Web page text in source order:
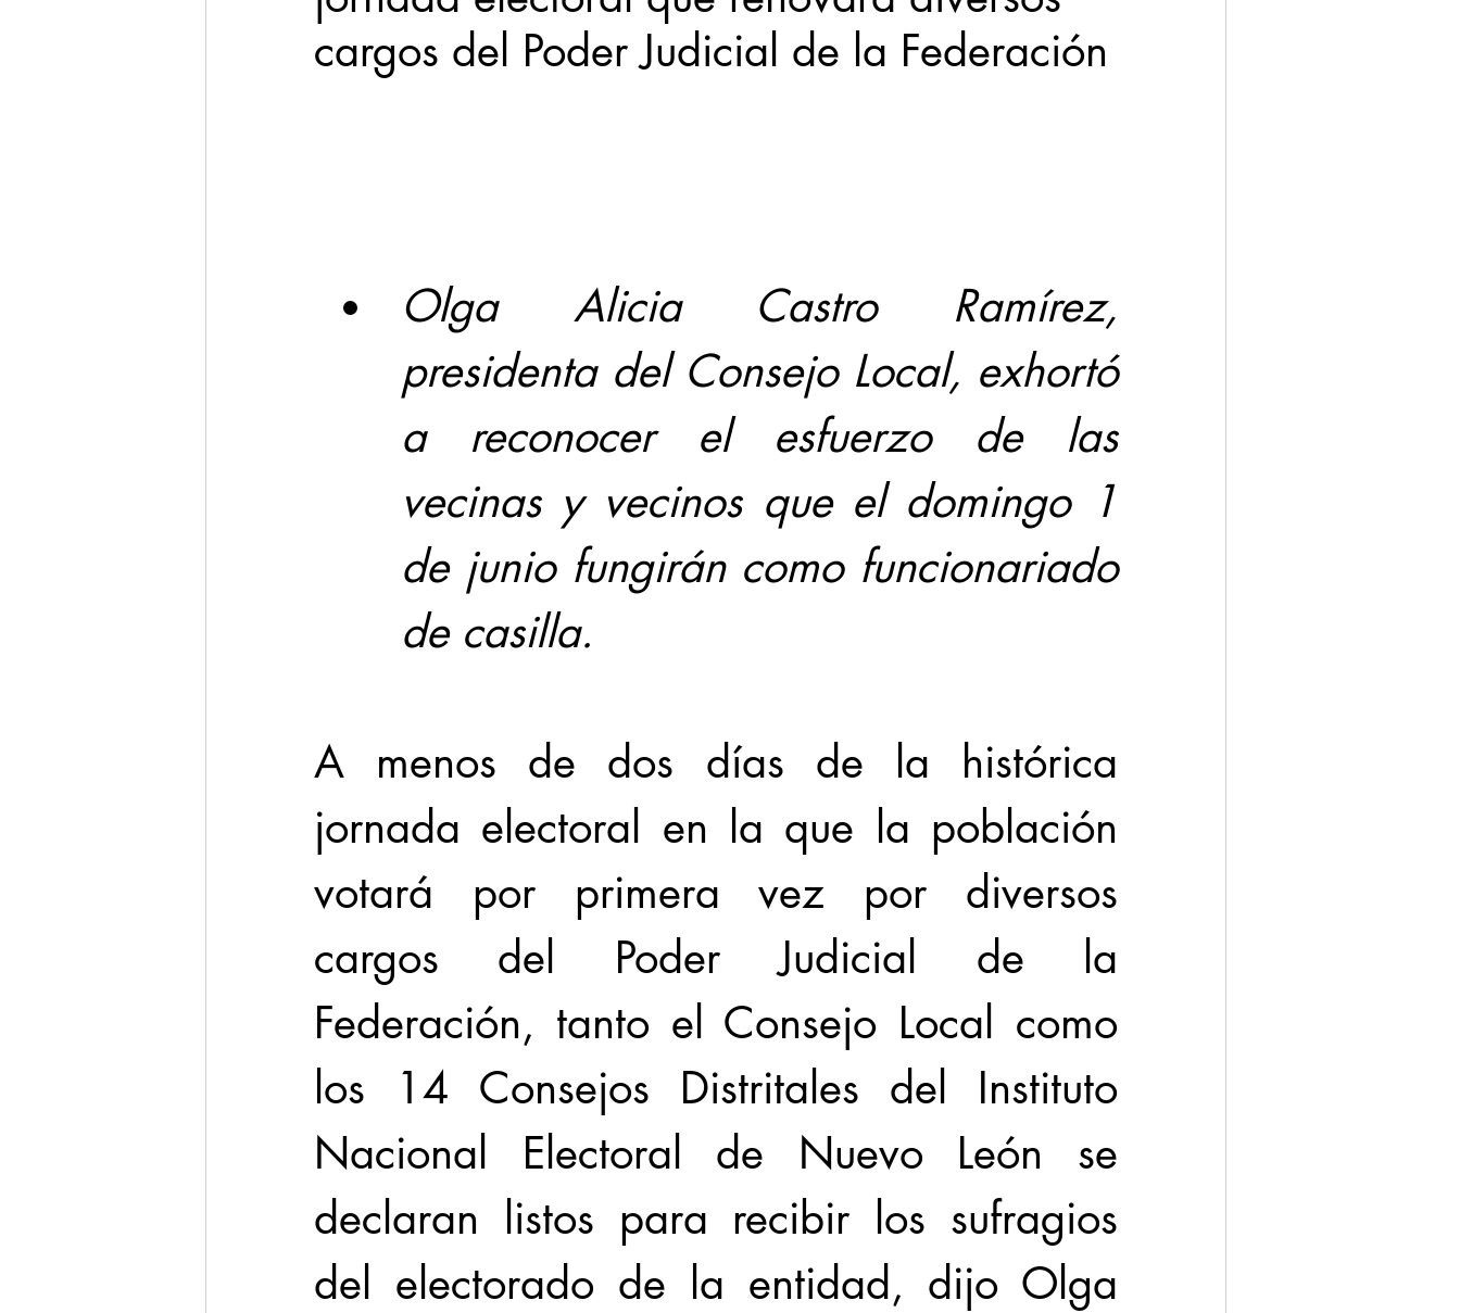
Estado
cargos del Poder Judicial de la Federación
Olga Alicia Castro Ramírez,
presidenta del Consejo Local, exhortó
a reconocer el esfuerzo de las
vecinas y vecinos que el domingo 1
de junio fungirán como funcionariado
de casilla.
A menos de dos días de la histórica
jornada electoral en la que la población
votará por primera vez por diversos
cargos del Poder Judicial de la
Federación, tanto el Consejo Local como
los 14 Consejos Distritales del Instituto
Nacional Electoral de Nuevo León se
declaran listos para recibir los sufragios
del electorado de la entidad, dijo Olga